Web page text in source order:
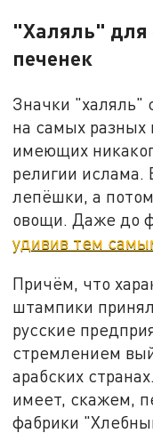
"Халяль" для
печенек
Значки "халяль"
на самых разных
имеющих
религии ислама.
лепёшки, а
овощи. Даже до
удивив тем
Причём, что
штампики
русские
стремлением
арабских
имеет, скажем,
фабрики